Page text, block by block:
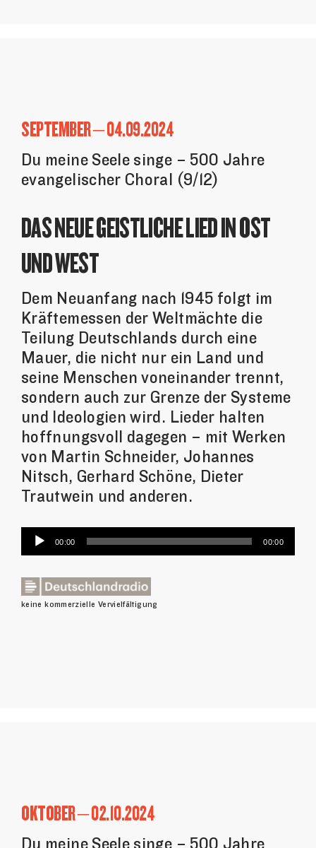
SEPTEMBER – 04.09.2024
Du meine Seele singe – 500 Jahre
evangelischer Choral (9/12)
DAS NEUE GEISTLICHE LIED IN OST
UND WEST
Dem Neuanfang nach 1945 folgt im
Kräftemessen der Weltmächte die
Teilung Deutschlands durch eine
Mauer, die nicht nur ein Land und
seine Menschen voneinander trennt,
sondern auch zur Grenze der Systeme
und Ideologien wird. Lieder halten
hoffnungsvoll dagegen – mit Werken
von Martin Schneider, Johannes
Nitsch, Gerhard Schöne, Dieter
Trautwein und anderen.
Audio-
Player
00:00 00:00
keine kommerzielle Vervielfältigung
OKTOBER – 02.10.2024
Du meine Seele singe – 500 Jahre